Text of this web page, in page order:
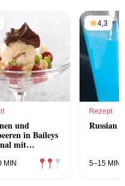
und
in Baileys
mit
MIN
4,3
Rezept
Russian
5–15 MIN